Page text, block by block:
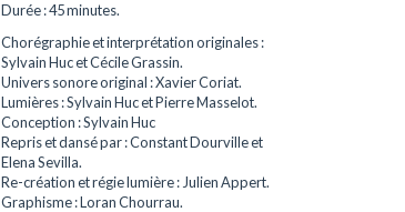
Durée : 45 minutes.
Chorégraphie et interprétation originales :
Sylvain Huc et Cécile Grassin.
Univers sonore original : Xavier Coriat.
Lumières : Sylvain Huc et Pierre Masselot.
Conception : Sylvain Huc
Repris et dansé par : Constant Dourville et
Elena Sevilla.
Re-création et régie lumière : Julien Appert.
Graphisme : Loran Chourrau.